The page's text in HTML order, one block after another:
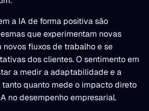
a IA de forma positiva são
que experimentam novas
novos fluxos de trabalho e se
dos clientes. O sentimento em
a medir a adaptabilidade e a
quanto mede o impacto direto
no desempenho empresarial.